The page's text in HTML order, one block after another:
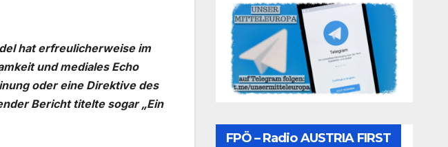
hat erfreulicherweise im
und mediales Echo
oder eine Direktive des
Bericht titelte sogar „Ein
FPÖ – Radio AUSTRIA FIRST